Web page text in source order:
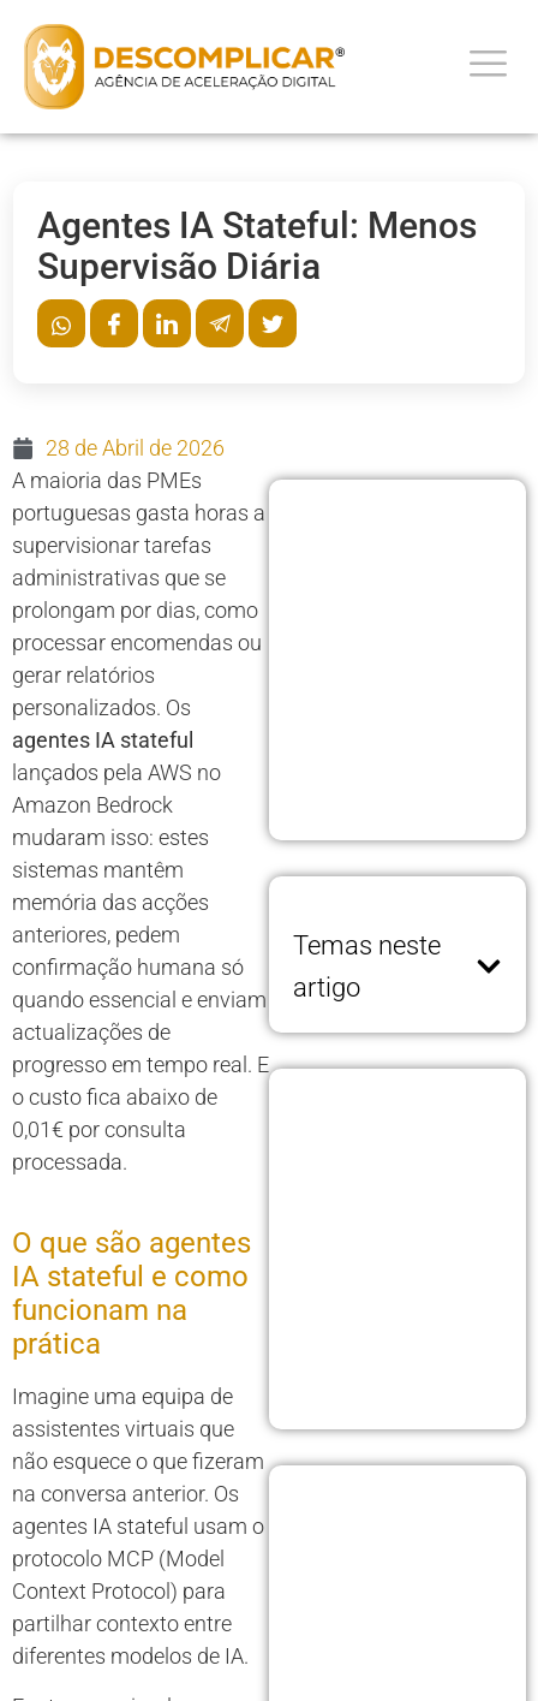
Agentes IA Stateful: Menos
Supervisão Diária
28 de Abril de 2026
A maioria das PMEs
portuguesas gasta horas a
supervisionar tarefas
administrativas que se
prolongam por dias, como
processar encomendas ou
gerar relatórios
personalizados. Os
agentes IA stateful
lançados pela AWS no
Amazon Bedrock
mudaram isso: estes
sistemas mantêm
memória das acções
anteriores, pedem
confirmação humana só
quando essencial e enviam
actualizações de
progresso em tempo real. E
o custo fica abaixo de
0,01€ por consulta
processada.
O que são agentes
IA stateful e como
funcionam na
prática
Imagine uma equipa de
assistentes virtuais que
não esquece o que fizeram
na conversa anterior. Os
agentes IA stateful usam o
protocolo MCP (Model
Context Protocol) para
partilhar contexto entre
diferentes modelos de IA.
Temas neste
artigo